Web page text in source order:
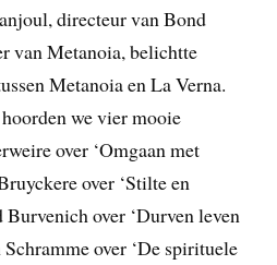
directeur van Bond
van Metanoia, belichtte
Metanoia en La Verna.
we vier mooie
over ‘Omgaan met
over ‘Stilte en
over ‘Durven leven
over ‘De spirituele